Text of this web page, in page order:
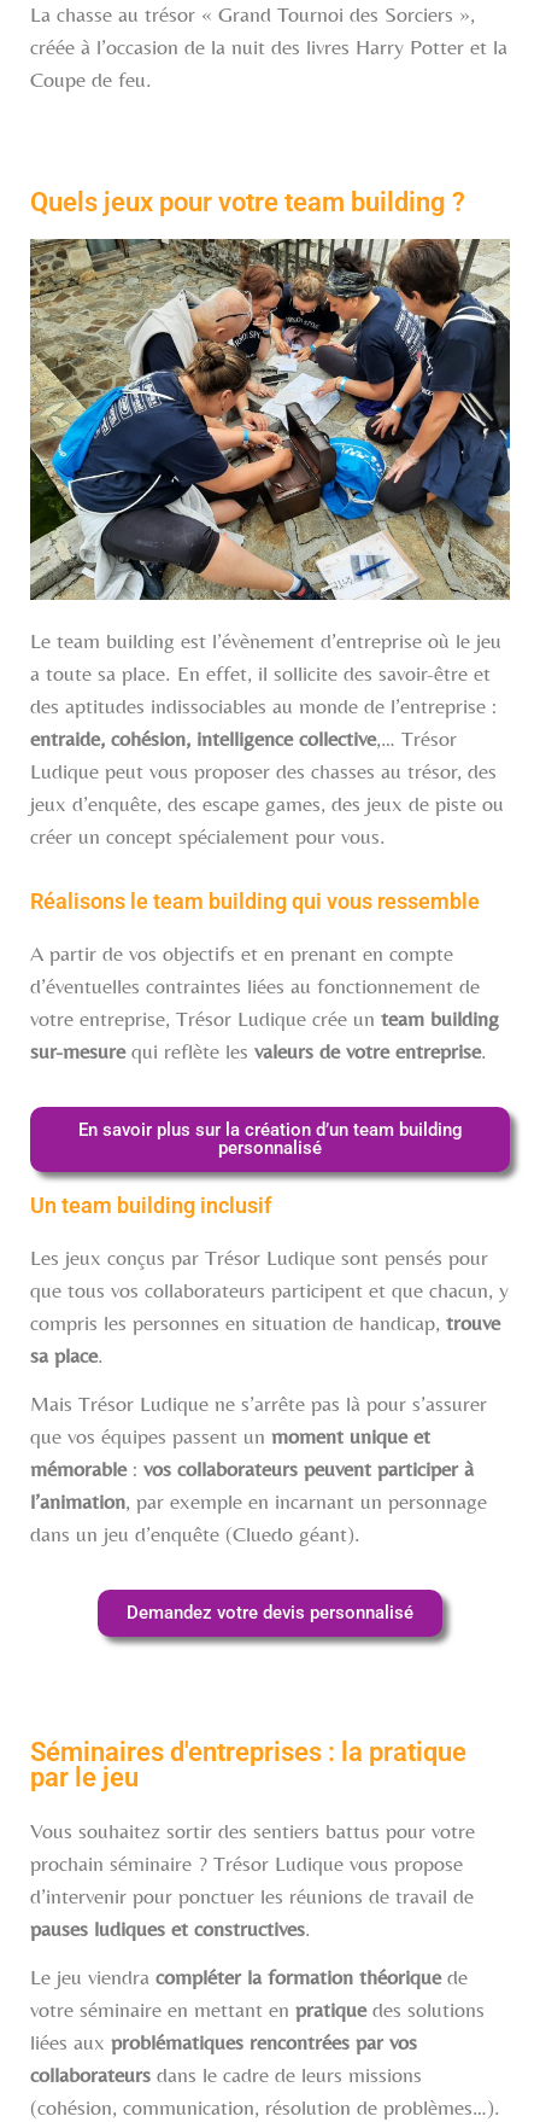
La chasse au trésor « Grand Tournoi des Sorciers »,
créée à l’occasion de la nuit des livres Harry Potter et la
Coupe de feu.
Quels jeux pour votre team building ?
Le team building est l’évènement d’entreprise où le jeu
a toute sa place. En effet, il sollicite des savoir-être et
des aptitudes indissociables au monde de l’entreprise :
entraide, cohésion, intelligence collective,… Trésor
Ludique peut vous proposer des chasses au trésor, des
jeux d’enquête, des escape games, des jeux de piste ou
créer un concept spécialement pour vous.
Réalisons le team building qui vous ressemble
A partir de vos objectifs et en prenant en compte
d’éventuelles contraintes liées au fonctionnement de
votre entreprise, Trésor Ludique crée un team building
sur-mesurequi reflète les valeurs de votre entreprise.
En savoir plus sur la création d’un team building
personnalisé
Un team building inclusif
Les jeux conçus par Trésor Ludique sont pensés pour
que tous vos collaborateurs participent et que chacun, y
compris les personnes en situation de handicap, trouve
sa place.
Mais Trésor Ludique ne s’arrête pas là pour s’assurer
que vos équipes passent un moment unique et
mémorable: vos collaborateurs peuvent participer à
l’animation, par exemple en incarnant un personnage
dans un jeu d’enquête (Cluedo géant).
Demandez votre devis personnalisé
Séminaires d'entreprises : la pratique
par le jeu
Vous souhaitez sortir des sentiers battus pour votre
prochain séminaire ? Trésor Ludique vous propose
d’intervenir pour ponctuer les réunions de travail de
pauses ludiques et constructives.
Le jeu viendra compléter la formation théoriquede
votre séminaire en mettant en pratiquedes solutions
liées aux problématiques rencontrées par vos
collaborateurs dans le cadre de leurs missions
(cohésion, communication, résolution de problèmes…).